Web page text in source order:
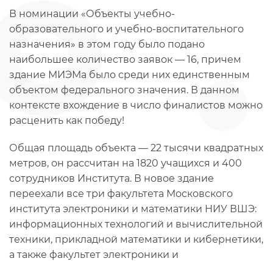
В номинации «Объекты учебно-
образовательного и учебно-воспитательного
назначения» в этом году было подано
наибольшее количество заявок — 16, причем
здание МИЭМа было среди них единственным
объектом федерального значения. В данном
контексте вхождение в число финалистов можно
расценить как победу!
Общая площадь объекта — 22 тысячи квадратных
метров, он рассчитан на 1820 учащихся и 400
сотрудников Института. В новое здание
переехали все три факультета Московского
института электроники и математики НИУ ВШЭ:
информационных технологий и вычислительной
техники, прикладной математики и кибернетики,
а также факультет электроники и